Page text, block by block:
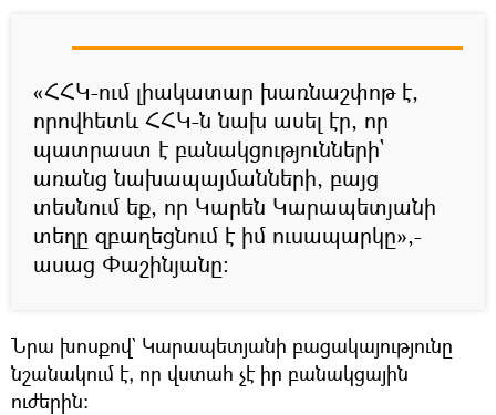
«ՀՀԿ-ում լիակատար խառնաշփոթ է,
որովհետև ՀՀԿ-ն նախ ասել էր, որ
պատրաստ է բանակցությունների`
առանց նախապայմանների, բայց
տեսնում եք, որ Կարեն Կարապետյանի
տեղը զբաղեցնում է իմ ուսապարկը»,-
ասաց Փաշինյանը։
Նրա խոսքով` Կարապետյանի բացակայությունը
նշանակում է, որ վստահ չէ իր բանակցային
ուժերին։